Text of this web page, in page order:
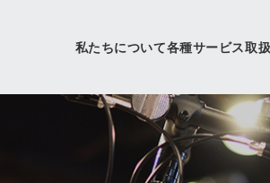
私たちについて各種サービス取